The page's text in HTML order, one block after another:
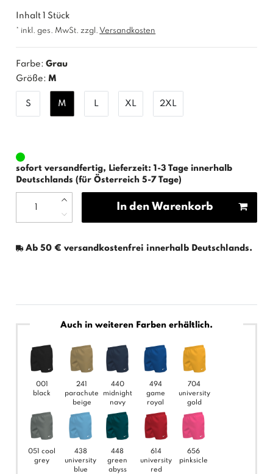
Inhalt1Stück
* inkl. ges. MwSt. zzgl. Versandkosten
Farbe:Grau
Größe: M
S M L XL 2XL
sofort versandfertig, Lieferzeit: 1-3 Tage innerhalb
Deutschlands (für Österreich 5-7 Tage)
In den Warenkorb
Ab 50 € versandkostenfrei innerhalb Deutschlands.
Auch in weiteren Farben erhältlich.
001
black
051 cool
grey
241
parachute
beige
438
university
blue
440
midnight
navy
448
green
abyss
494
game
royal
614
university
red
704
university
gold
656
pinksicle